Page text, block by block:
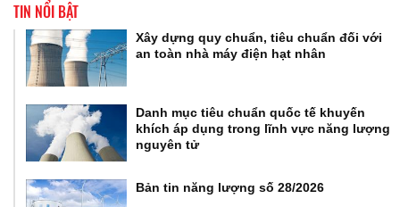
TIN NỔI BẬT
Xây dựng quy chuẩn, tiêu chuẩn đối với
an toàn nhà máy điện hạt nhân
Danh mục tiêu chuẩn quốc tế khuyến
khích áp dụng trong lĩnh vực năng lượng
nguyên tử
Bản tin năng lượng số 28/2026